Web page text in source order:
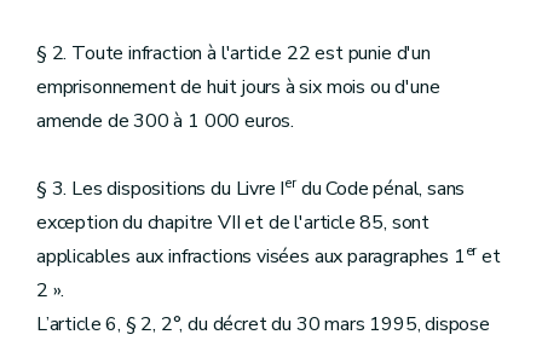
§ 2. Toute infraction à l'article 22 est punie d'un
emprisonnement de huit jours à six mois ou d'une
amende de 300 à 1 000 euros.
§ 3. Les dispositions du Livre Ierdu Code pénal, sans
exception du chapitre VII et de l'article 85, sont
applicables aux infractions visées aux paragraphes 1eret
2 ».
L’article 6, § 2, 2°, du décret du 30 mars 1995, dispose